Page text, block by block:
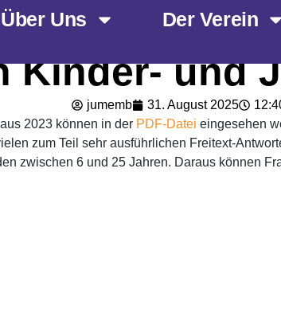
Über Uns Der Verein
Kinder- und
jumemb 31. August 2025
2023 können in der PDF-Datei eingesehen
zum Teil sehr ausführlichen Freitext-
zwischen 6 und 25 Jahren. Daraus können